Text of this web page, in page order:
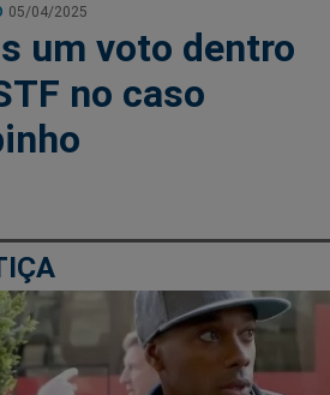
05/04/2025
um voto dentro
no caso